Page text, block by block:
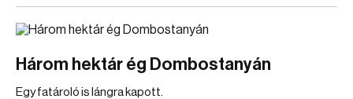
Három hektár ég Dombostanyán
Egy fatároló is lángra kapott.